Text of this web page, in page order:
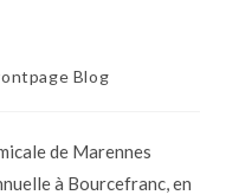
Blog
de Marennes
à Bourcefranc, en